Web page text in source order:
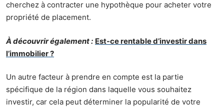
cherchez à contracter une hypothèque pour acheter votre
propriété de placement.
À découvrir également : Est-ce rentable d’investir dans
l’immobilier ?
Un autre facteur à prendre en compte est la partie
spécifique de la région dans laquelle vous souhaitez
investir, car cela peut déterminer la popularité de votre